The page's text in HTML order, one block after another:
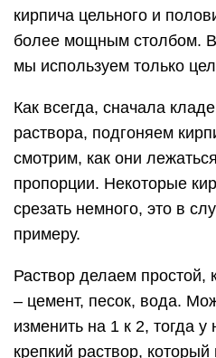
кирпича цельного и
более мощным столбом.
мы используем только
Как всегда, сначала
раствора, подгоняем
смотрим, как они
пропорции. Некоторые
срезать немного, это в
примеру.
Раствор делаем простой,
– цемент, песок, вода.
изменить на 1 к 2, тогда у
крепкий раствор,